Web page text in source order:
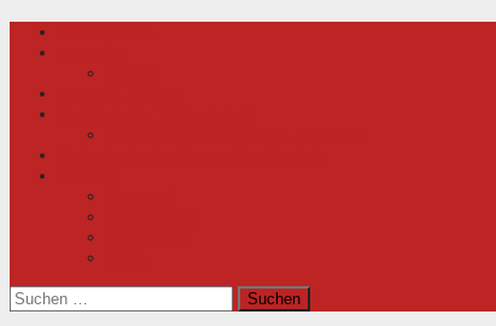
Skip
Primary
Menu
Suchen
nach: